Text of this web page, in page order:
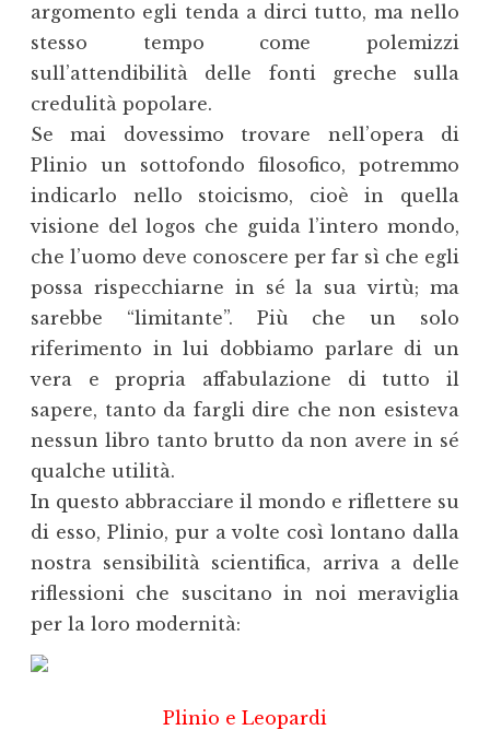
argomento egli tenda a dirci tutto, ma nello
stesso tempo come polemizzi
sull’attendibilità delle fonti greche sulla
credulità popolare.
Se mai dovessimo trovare nell’opera di
Plinio un sottofondo filosofico, potremmo
indicarlo nello stoicismo, cioè in quella
visione del logos che guida l’intero mondo,
che l’uomo deve conoscere per far sì che egli
possa rispecchiarne in sé la sua virtù; ma
sarebbe “limitante”. Più che un solo
riferimento in lui dobbiamo parlare di un
vera e propria affabulazione di tutto il
sapere, tanto da fargli dire che non esisteva
nessun libro tanto brutto da non avere in sé
qualche utilità.
In questo abbracciare il mondo e riflettere su
di esso, Plinio, pur a volte così lontano dalla
nostra sensibilità scientifica, arriva a delle
riflessioni che suscitano in noi meraviglia
per la loro modernità:
Plinio e Leopardi